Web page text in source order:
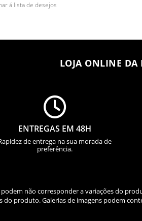
á lista de desejos
LOJA ONLINE DA

ENTREGAS EM 48H
de entrega na sua morada de
preferência.
não corresponder a variações do
do produto. Galerias de imagens podem